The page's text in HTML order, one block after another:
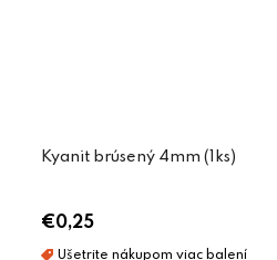
Kyanit brúsený 4mm (1ks)
€0,25